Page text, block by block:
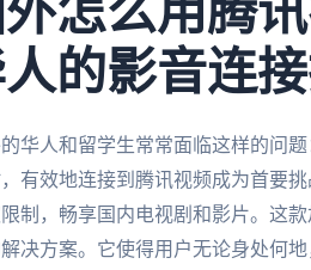
怎么用腾
的影音连
华人和留学生常常面临这样的问
有效地连接到腾讯视频成为首要
制，畅享国内电视剧和影片。这
决方案。它使得用户无论身处何